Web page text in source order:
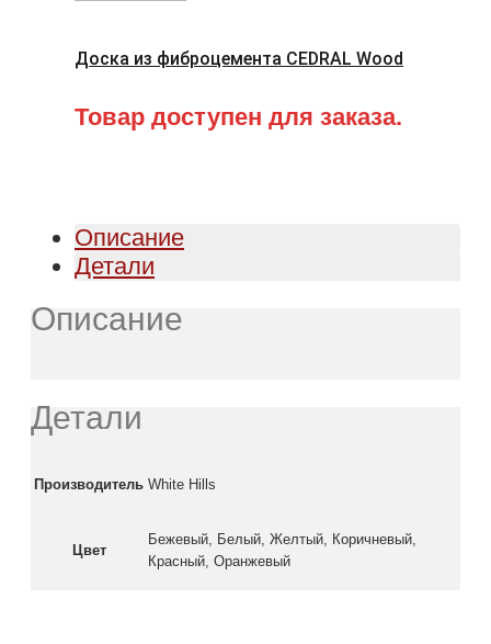
Доска из фиброцемента CEDRAL Wood
Товар доступен для заказа.
Описание
Детали
Описание
Детали
Производитель White Hills
Цвет
Бежевый, Белый, Желтый, Коричневый,
Красный, Оранжевый